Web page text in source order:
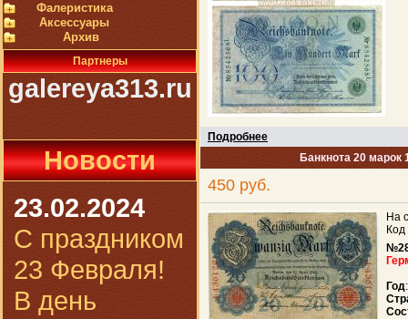
Фалеристика
Аксессуары
Архив
Партнеры
galereya313.ru
Новости
23.02.2024
С праздником
23 Февраля!
В день
Подробнее
Банкнота 20 марок
450 руб.
На
Год